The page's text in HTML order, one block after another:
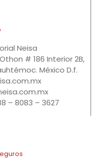
Neisa
# 186 Interior 2B,
México D.f.
– 8083 – 3627